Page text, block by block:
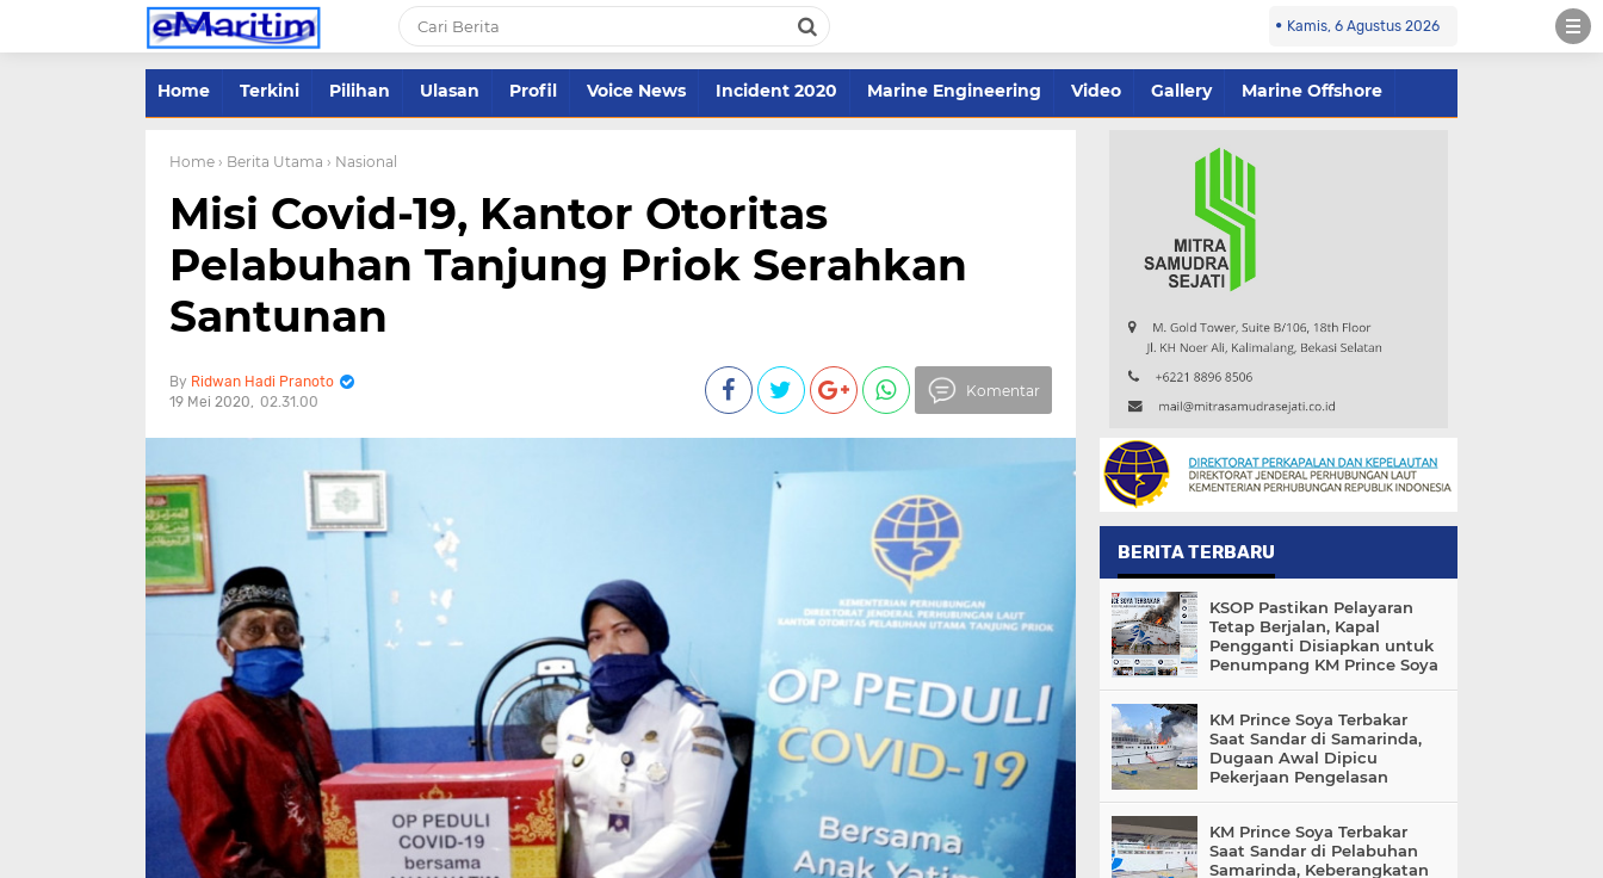
Kamis, 6 Agustus 2026
Home Terkini Pilihan Ulasan Profil Voice News Incident 2020 Marine Engineering Video Gallery Marine Offshore
Home › Berita Utama › Nasional
Misi Covid-19, Kantor Otoritas
Pelabuhan Tanjung Priok Serahkan
Santunan
Ridwan Hadi Pranoto
19 Mei 2020
02.31.00
Komentar
BERITA TERBARU
KSOP Pastikan Pelayaran
Tetap Berjalan, Kapal
Pengganti Disiapkan untuk
Penumpang KM Prince Soya
KM Prince Soya Terbakar
Saat Sandar di Samarinda,
Dugaan Awal Dipicu
Pekerjaan Pengelasan
KM Prince Soya Terbakar
Saat Sandar di Pelabuhan
Samarinda, Keberangkatan